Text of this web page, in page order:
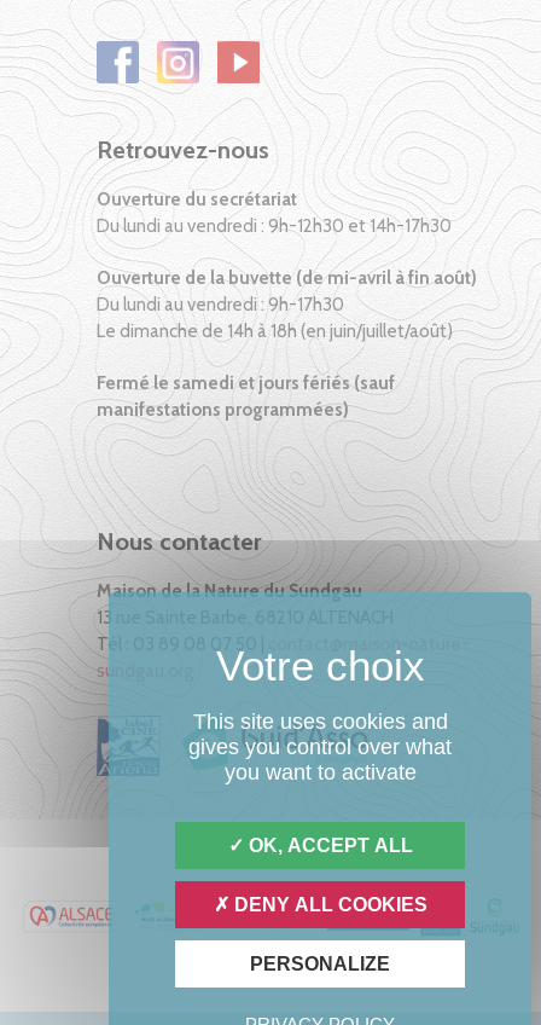
Retrouvez-nous
Ouverture du secrétariat
Du lundi au vendredi : 9h-12h30 et 14h-17h30
Ouverture de la buvette (de mi-avril à fin août)
Du lundi au vendredi : 9h-17h30
Le dimanche de 14h à 18h (en juin/juillet/août)
Fermé le samedi et jours fériés (sauf
manifestations programmées)
Nous contacter
Maison de la Nature du Sundgau
13 rue Sainte Barbe, 68210 ALTENACH
Tél : 03 89 08 07 50 |
sundgau.org
This site uses cookies and
gives you control over what
you want to activate
OK, ACCEPT ALL
DENY ALL COOKIES
PERSONALIZE